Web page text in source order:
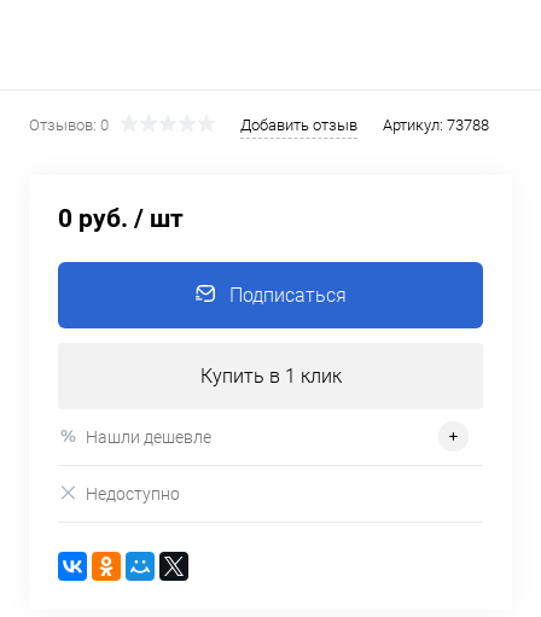
Отзывов: 0 Добавить отзыв Артикул: 73788
0 руб. / шт
Подписаться
Купить в 1 клик
Нашли дешевле
Недоступно